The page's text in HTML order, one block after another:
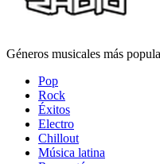
Géneros musicales más
Pop
Rock
Éxitos
Electro
Chillout
Música latina